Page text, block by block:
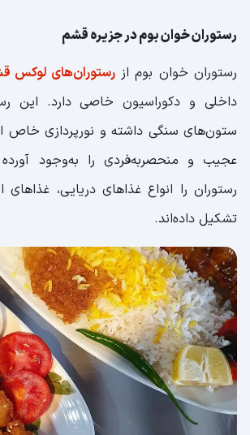
رستوران خوان بوم در جزیره قشم
رستوران خوان بوم ازرستوران‌های لوکس
داخلی و دکوراسیون خاصی دارد. این
ستون‌های سنگی داشته و نورپردازی خاص
عجیب و منحصربه‌فردی را به‌وجود
رستوران را انواع غذاهای دریایی،
تشکیل داده‌اند.